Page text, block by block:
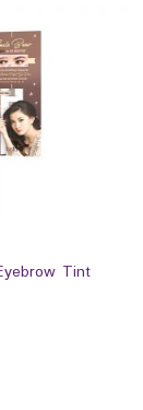
Tint